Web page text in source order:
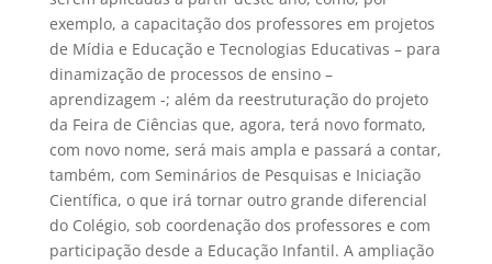
exemplo, a capacitação dos professores em projetos
de Mídia e Educação e Tecnologias Educativas – para
dinamização de processos de ensino –
aprendizagem -; além da reestruturação do projeto
da Feira de Ciências que, agora, terá novo formato,
com novo nome, será mais ampla e passará a contar,
também, com Seminários de Pesquisas e Iniciação
Científica, o que irá tornar outro grande diferencial
do Colégio, sob coordenação dos professores e com
participação desde a Educação Infantil. A ampliação